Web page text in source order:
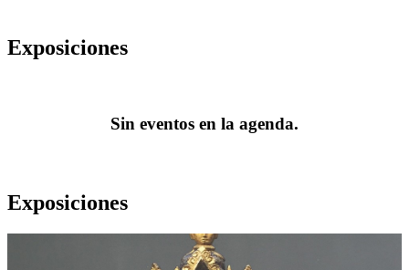
Exposiciones
Sin eventos en la agenda.
Exposiciones